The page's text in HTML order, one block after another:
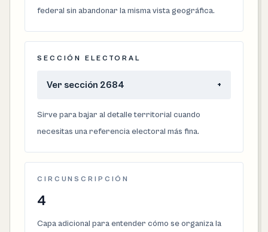
federal sin abandonar la misma vista geográfica.
SECCIÓN ELECTORAL
Ver sección 2684 +
Sirve para bajar al detalle territorial cuando
necesitas una referencia electoral más fina.
CIRCUNSCRIPCIÓN
4
Capa adicional para entender cómo se organiza la